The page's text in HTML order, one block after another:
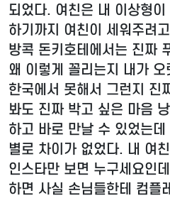
되었다. 여친은 내 이상형이
하기까지 여친이 세워주려
방콕 돈키호테에서는 진짜
왜 이렇게 꼴리는지 내가
한국에서 못해서 그런지 진
봐도 진짜 박고 싶은 마음
하고 바로 만날 수 있었는
별로 차이가 없었다. 내 여
인스타만 보면 누구세요인
하면 사실 손님들한테 컴플